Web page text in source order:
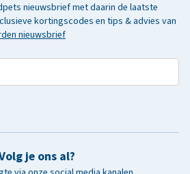
nieuwsbrief met daarin de laatste
kortingscodes en tips & advies van
nieuwsbrief
je ons al?